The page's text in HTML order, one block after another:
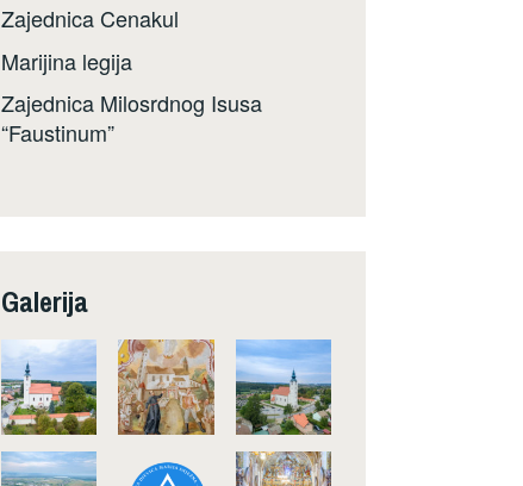
Zajednica Cenakul
Marijina legija
Zajednica Milosrdnog Isusa
“Faustinum”
Galerija